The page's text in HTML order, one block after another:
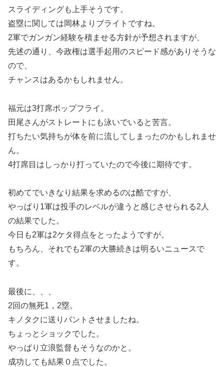
スライディングも上手そうです。
盗塁に関しては岡林よりブライトですね。
2軍でガンガン経験を積ませる方針が予想されますが、
先述の通り、今政権は選手起用のスピード感がありそうな
ので、
チャンスはあるかもしれません。
福元は3打席ポップフライ。
田尾さんがストレートにも泳いでいると苦言。
打ちたい気持ちが体を前に流してしまったのかもしれませ
ん。
4打席目はしっかり打っていたので今後に期待です。
初めてでいきなり結果を求めるのは酷ですが、
やっぱり1軍は投手のレベルが違うと感じさせられる2人
の結果でした。
今日も2軍は2ケタ得点をとったようですが。
もちろん、それでも2軍の大勝続きは明るいニュースで
す。
最後に、、、
2回の無死1，2塁。
キノタクに送りバントさせましたね。
ちょっとショックでした。
やっぱり立浪監督もそうなのかと。
成功しても結果０点でした。